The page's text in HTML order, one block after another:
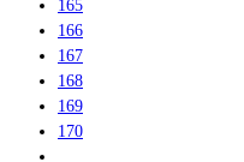
165
166
167
168
169
170